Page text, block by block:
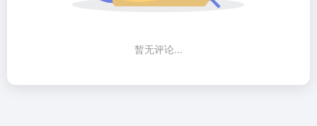
暂无评论...